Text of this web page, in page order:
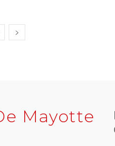
Mayotte